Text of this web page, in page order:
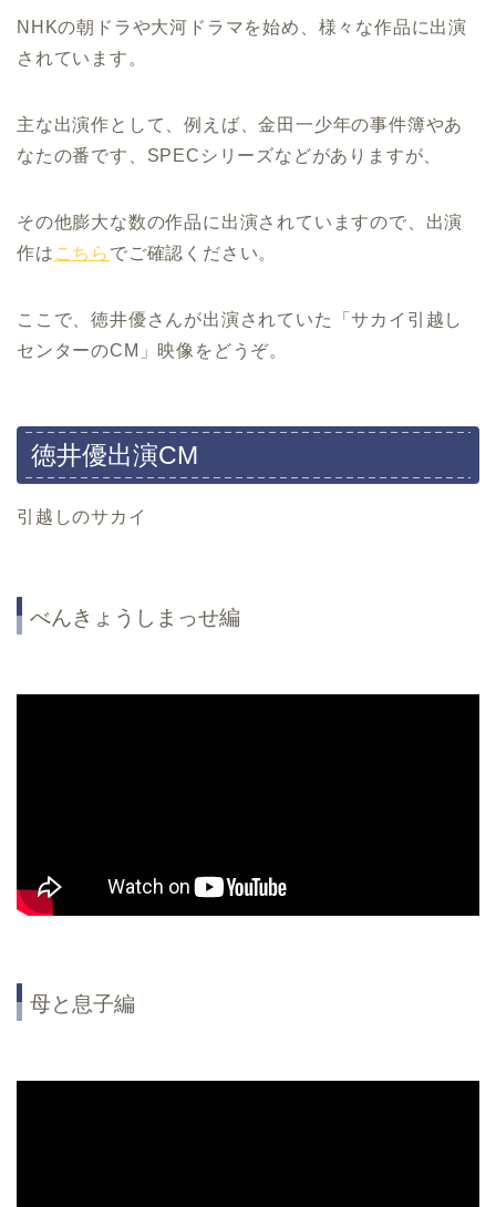
NHKの朝ドラや大河ドラマを始め、様々な作品に出演
されています。
主な出演作として、例えば、金田一少年の事件簿やあ
なたの番です、SPECシリーズなどがありますが、
その他膨大な数の作品に出演されていますので、出演
作は こちら でご確認ください。
ここで、徳井優さんが出演されていた「サカイ引越し
センターのCM」映像をどうぞ。
徳井優出演CM
引越しのサカイ
べんきょうしまっせ編
母と息子編